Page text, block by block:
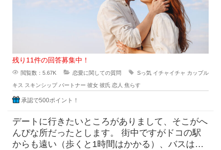
残り11件の回答募集中！
閲覧数：5.67K 恋愛に関しての質問 Sっ気 イチャイチャ カップル
キス スキンシップ パートナー 彼女 彼氏 恋人 焦らす
承認で500ポイント！
デートに行きたいところがありまして、そこがへ
んぴな所だったとします。 街中ですがドコの駅
からも遠い（歩くと1時間はかかる）、バスは出